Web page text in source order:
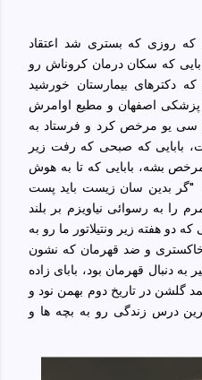
که روزی که بستری شد اعتقاد
که سکان درمان کروناش رو
که دکترهای بیمارستان خورشید
اصفهان و مطیع اوامرش
سی یو مرخص کرد و فرستاد به
بابایی که صبحی که رفت زیر
مرخص بشه، بابایی که تا به هوش
"گر بدین سان زیست باید پست
به رسوائی نیاویزم بر بلند
که دو هفته زیر ونتیلاتور ما رو به
خاکستری و ضد قهرمان که نشون
به دنبال قهرمان بود، بابای زاده
گلشن در تاریخ دوم بهمن نود و
درس زندگی رو به بچه ها و